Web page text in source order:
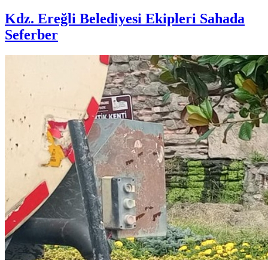
Kdz. Ereğli Belediyesi Ekipleri Sahada
Seferber